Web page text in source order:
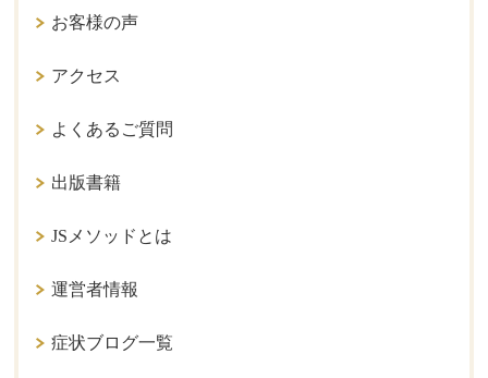
お客様の声
アクセス
よくあるご質問
出版書籍
JSメソッドとは
運営者情報
症状ブログ一覧